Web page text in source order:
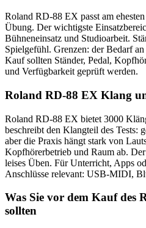
Roland RD-88 EX passt am
Übung. Der wichtigste
Bühneneinsatz und Studioarbeit.
Spielgefühl. Grenzen: der Bedarf
Kauf sollten Ständer, Pedal,
und Verfügbarkeit geprüft werden.
Roland RD-88 EX Klang
Roland RD-88 EX bietet 3000
beschreibt den Klangteil des Tests:
aber die Praxis hängt stark von
Kopfhörerbetrieb und Raum ab.
leises Üben. Für Unterricht, Apps
Anschlüsse relevant: USB-MIDI,
Was Sie vor dem Kauf des
sollten